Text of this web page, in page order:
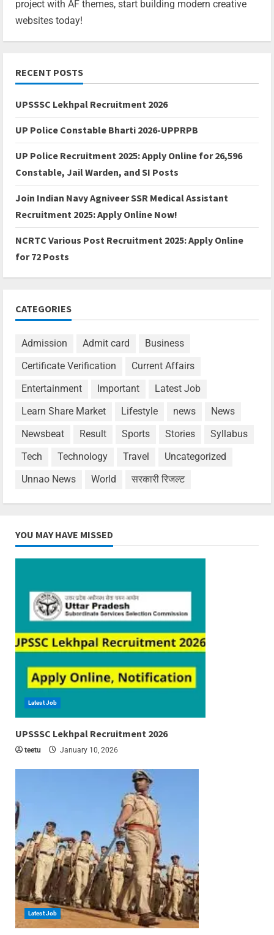
project with AF themes, start building modern creative
websites today!
RECENT POSTS
UPSSSC Lekhpal Recruitment 2026
UP Police Constable Bharti 2026-UPPRPB
UP Police Recruitment 2025: Apply Online for 26,596
Constable, Jail Warden, and SI Posts
Join Indian Navy Agniveer SSR Medical Assistant
Recruitment 2025: Apply Online Now!
NCRTC Various Post Recruitment 2025: Apply Online
for 72 Posts
CATEGORIES
Admission Admit card
Business
Certificate Verification
Current Affairs
Entertainment
Important
Latest Job
Learn Share Market
Lifestyle news
News
Newsbeat
Result Sports Stories
Syllabus
Tech
Technology Travel
Uncategorized
Unnao News
World सरकारी रिजल्ट
YOU MAY HAVE MISSED
Latest Job
UPSSSC Lekhpal Recruitment 2026
teetu January 10, 2026
Latest Job